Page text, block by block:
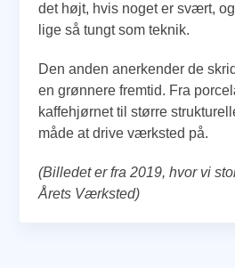
det højt, hvis noget er svært,
lige så tungt som teknik.
Den anden anerkender de
en grønnere fremtid. Fra
kaffehjørnet til større
måde at drive værksted på.
(Billedet er fra 2019, hvor vi
Årets Værksted)